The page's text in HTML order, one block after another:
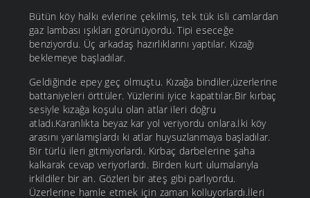
Bütün köy halkı evlerine çekilmiş, tek tük isli camlardan
gaz lambası ışıkları görünüyordu. Tipi eseceğe
benziyordu. Üç arkadaş hazırlıklarını yaptılar. Kızağı
beklemeye başladılar.
Geldiğinde epey geç olmuştu. Kızağa bindiler,üzerlerine
battaniyeleri örttüler. Yüzlerini iyice kapattılar.Bir kırbaç
sesiyle kızağa koşulu olan atlar ileri doğru
atladı.Karanlıkta beyaz kar yol veriyordu onlara.İki köy
arasını yarılamışlardı ki atlar huysuzlanmaya başladılar.
Bir türlü ileri gitmiyorlardı. Kırbaç darbelerine şaha
kalkarak cevap veriyorlardı. Birden kurt ulumalarıyla
irkildiler bir an. Gözleri bir ateş gibi parlıyordu.
Üzerlerine hamle etmek için zaman kolluyorlardı.İleri